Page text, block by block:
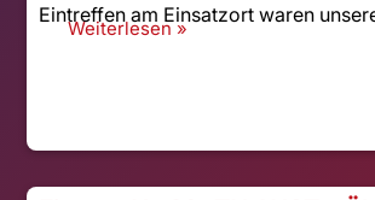
Eintreffen am Einsatzort waren
Weiterlesen »